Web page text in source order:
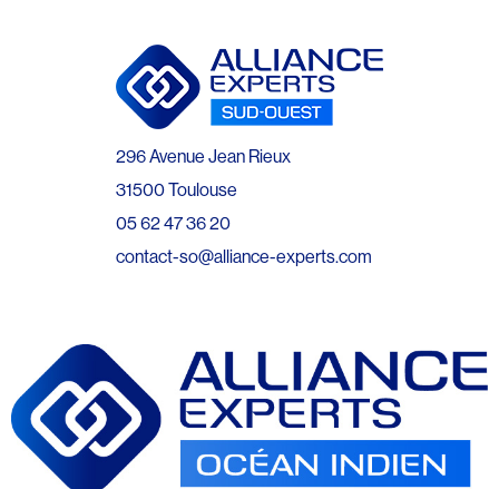
296 Avenue Jean Rieux
31500 Toulouse
05 62 47 36 20
contact-so@alliance-experts.com